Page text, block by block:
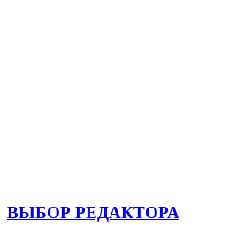
ВЫБОР РЕДАКТОРА